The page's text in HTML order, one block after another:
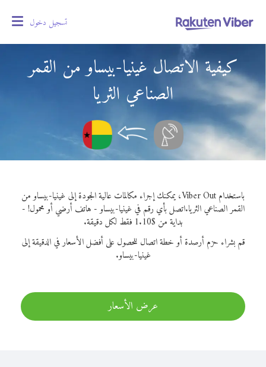
تسجيل دخول
كيفية الاتصال غينيا-بيساو من القمر
الصناعي الثريا
باستخدام Viber Out، يمكنك إجراء مكالمات عالية الجودة إلى غينيا-بيساو من
القمر الصناعي الثريا.اتصل بأي رقم في غينيا-بيساو - هاتف أرضي أو محمول! -
بداية من $1.10 فقط لكل دقيقة.
قم بشراء حزم أرصدة أو خطة اتصال للحصول على أفضل الأسعار في الدقيقة إلى
غينيا-بيساو.
عرض الأسعار